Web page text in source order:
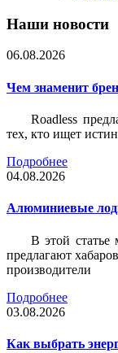
Наши новости
06.08.2026
Чем знаменит
Roadless
тех, кто ищет
Подробнее
04.08.2026
Алюминиевые
В этой
предлагают
производители
Подробнее
03.08.2026
Как выбрать